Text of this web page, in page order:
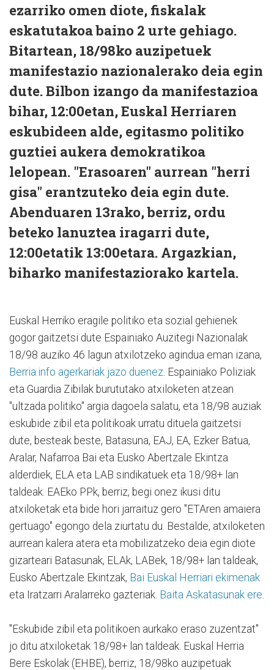
ezarriko omen diote, fiskalak
eskatutakoa baino 2 urte gehiago.
Bitartean, 18/98ko auzipetuek
manifestazio nazionalerako deia egin
dute. Bilbon izango da manifestazioa
bihar, 12:00etan, Euskal Herriaren
eskubideen alde, egitasmo politiko
guztiei aukera demokratikoa
lelopean. "Erasoaren" aurrean "herri
gisa" erantzuteko deia egin dute.
Abenduaren 13rako, berriz, ordu
beteko lanuztea iragarri dute,
12:00etatik 13:00etara. Argazkian,
biharko manifestaziorako kartela.
Euskal Herriko eragile politiko eta sozial gehienek
gogor gaitzetsi dute Espainiako Auzitegi Nazionalak
18/98 auziko 46 lagun atxilotzeko agindua eman izana,
Berria.info agerkariak jazo duenez . Espainiako Poliziak
eta Guardia Zibilak burututako atxiloketen atzean
"ultzada politiko" argia dagoela salatu, eta 18/98 auziak
eskubide zibil eta politikoak urratu dituela gaitzetsi
dute, besteak beste, Batasuna, EAJ, EA, Ezker Batua,
Aralar, Nafarroa Bai eta Eusko Abertzale Ekintza
alderdiek, ELA eta LAB sindikatuek eta 18/98+ lan
taldeak. EAEko PPk, berriz, begi onez ikusi ditu
atxiloketak eta bide hori jarraituz gero "ETAren amaiera
gertuago" egongo dela ziurtatu du. Bestalde, atxiloketen
aurrean kalera atera eta mobilizatzeko deia egin diote
gizarteari Batasunak, ELAk, LABek, 18/98+ lan taldeak,
Eusko Abertzale Ekintzak, Bai Euskal Herriari ekimenak
eta Iratzarri Aralarreko gazteriak. Baita Askatasunak ere
"Eskubide zibil eta politikoen aurkako eraso zuzentzat"
jo ditu atxiloketak 18/98+ lan taldeak. Euskal Herria
Bere Eskolak (EHBE), berriz, 18/98ko auzipetuak